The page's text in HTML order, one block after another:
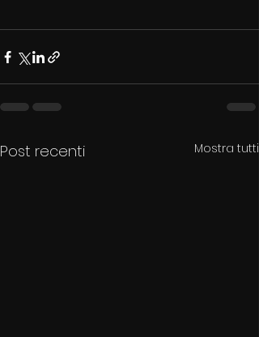
Post recenti Mostra tutti